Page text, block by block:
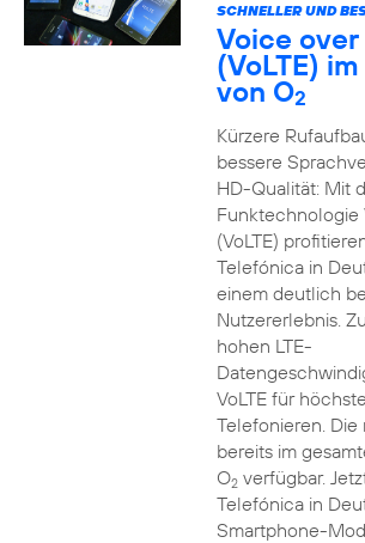
SCHNELLER UND
Voice over
(VoLTE)
von O2
Kürzere
bessere
HD-Qualität: Mit
Funktechnologie
(VoLTE)
Telefónica in
einem deutlich
Nutzererlebnis.
hohen LTE-
VoLTE für
Telefonieren. Die
bereits im
O2verfügbar.
Telefónica in
Smartphone-